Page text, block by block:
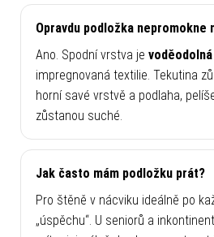
Opravdu podložka nepromokne
Ano. Spodní vrstva je
impregnovaná textilie. Tekutina
horní savé vrstvě a podlaha,
zůstanou suché.
Jak často mám podložku prát?
Pro štěně v nácviku ideálně po
„úspěchu“. U seniorů a